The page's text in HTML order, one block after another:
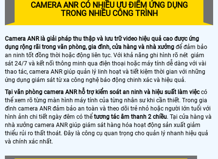
CAMERA ANR CÓ NHIỀU ƯU ĐIỂM ỨNG DỤNG
TRONG NHIỀU CÔNG TRÌNH
Camera ANR là giải pháp thu thập và lưu trữ video hiệu quả cao được ứng
dụng rộng rãi trong văn phòng, gia đình, cửa hàng và nhà xưởng để đảm bảo
an ninh tốt đồng thời hoặc động liên tục. Với khả năng ghi hình rõ nét giám
sát 24/7 và kết nối thông minh qua điện thoại hoặc máy tính dễ dàng với vài
thao tác, camera ANR giúp quản lý linh hoạt và tiết kiệm thời gian với những
ứng dụng giám sát từ xa công nghệ báo động chinh xác và hiệu quả.
Tại văn phòng camera ANR hỗ trợ kiểm soát an ninh và hiệu suất làm việccó
thể xem rõ từng màn hình máy tính của từng nhân sư khi cần thiết. Trong gia
đình camera ANR đảm bảo an toàn và theo dõi trẻ nhỏ hoặc người lớn tuổi với
hình ảnh chi tiết ngày đêm có thể tương tác âm thanh 2 chiều. Tại cửa hàng và
nhà xưởng camera ANR giúp giám sát hàng hóa hoạt động sản xuất giảm
thiểu rủi ro thất thoát. Đây là công cụ quan trọng cho quản lý nhanh hiệu quả
và chính xác nhất.